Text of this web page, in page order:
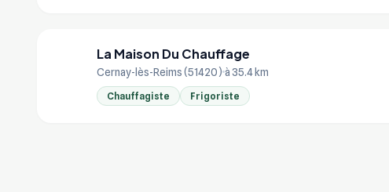
La Maison Du Chauffage
Cernay-lès-Reims (51420) à 35.4 km
Chauffagiste Frigoriste